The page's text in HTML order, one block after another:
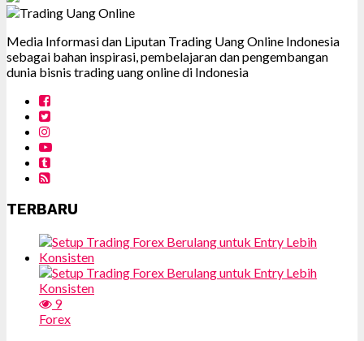
Media Informasi dan Liputan Trading Uang Online Indonesia
sebagai bahan inspirasi, pembelajaran dan pengembangan
dunia bisnis trading uang online di Indonesia
TERBARU
9
Forex